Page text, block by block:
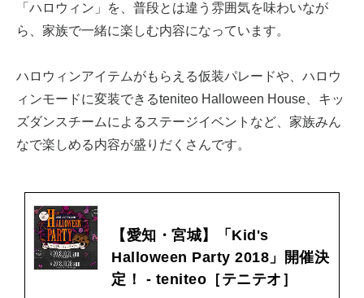
「ハロウィン」を、普段とは違う雰囲気を味わいなが
ら、家族で一緒に楽しむ内容になっています。
ハロウィンアイテムがもらえる仮装パレードや、ハロウ
ィンモードに変装できるteniteo Halloween House、キッ
ズダンスチームによるステージイベントなど、家族みん
なで楽しめる内容が盛りだくさんです。
【愛知・宮城】「Kid's
Halloween Party 2018」開催決
定！ - teniteo［テニテオ］